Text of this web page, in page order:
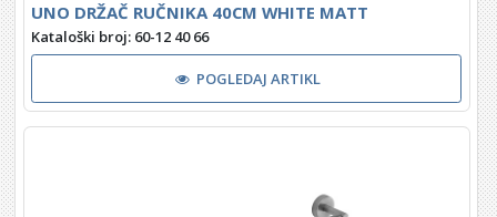
UNO DRŽAČ RUČNIKA 40CM WHITE MATT
Kataloški broj: 60-12 40 66
POGLEDAJ ARTIKL